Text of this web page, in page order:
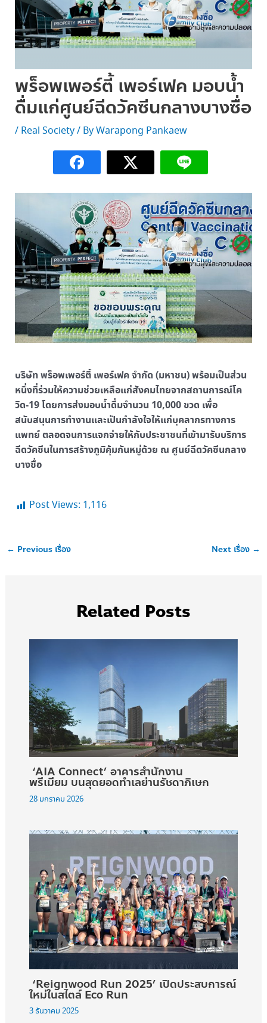
พร็อพเพอร์ตี้ เพอร์เฟค มอบน้ำ
ดื่มแก่ศูนย์ฉีดวัคซีนกลางบางซื่อ
/ Real Society/ ByWarapong Pankaew
บริษัท พร็อพเพอร์ตี้ เพอร์เฟค จำกัด (มหาชน) พร้อมเป็นส่วน
หนึ่งที่ร่วมให้ความช่วยเหลือแก่สังคมไทยจากสถานการณ์โค
วิด-19 โดยการส่งมอบน้ำดื่มจำนวน 10,000 ขวด เพื่อ
สนับสนุนการทำงานและเป็นกำลังใจให้แก่บุคลากรทางการ
แพทย์ ตลอดจนการแจกจ่ายให้กับประชาชนที่เข้ามารับบริการ
ฉีดวัคซีนในการสร้างภูมิคุ้มกันหมู่ด้วย ณ ศูนย์ฉีดวัคซีนกลาง
บางซื่อ
Post Views: 1,116
← Previous เรื่อง Next เรื่อง →
Related Posts
‘AIA Connect’ อาคารสำนักงาน
พรีเมียม บนสุดยอดทำเลย่านรัชดาภิเษก
28 มกราคม 2026
‘Reignwood Run 2025’ เปิดประสบการณ์
ใหม่ในสไตล์ Eco Run
3 ธันวาคม 2025